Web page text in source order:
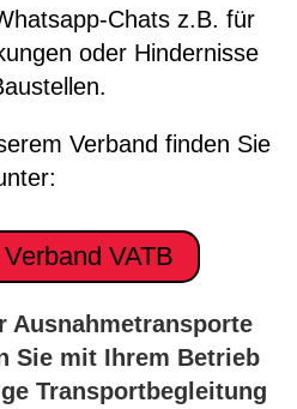
Chats z.B. für
oder Hindernisse
Verband finden Sie
VATB
Ausnahmetransporte
Sie mit Ihrem Betrieb
Transportbegleitung